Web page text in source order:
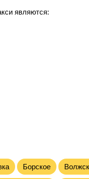
являются:
Борское